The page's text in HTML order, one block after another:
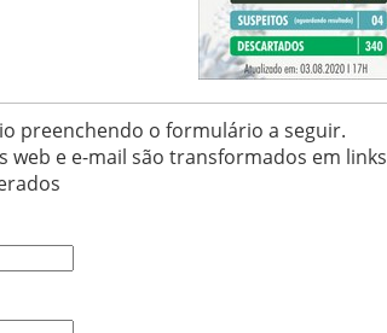
preenchendo o formulário a seguir.
web e e-mail são transformados em links